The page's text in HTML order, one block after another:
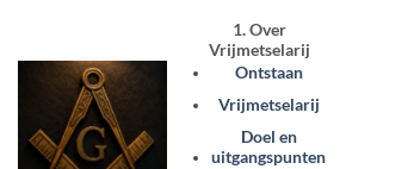
1. Over
Vrijmetselarij
Ontstaan
Vrijmetselarij
Doel en
uitgangspunten